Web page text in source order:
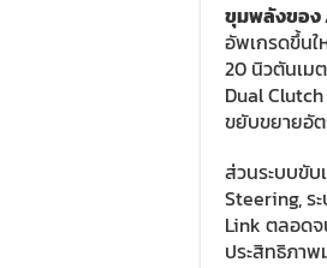
ขุมพลังของ
อัพเกรดขึ้นใ
20 นิวตันเม
Dual
ขยับขยายอัต
ส่วนระบบขั
Steering, ร
Link ตลอด
ประสิทธิภา